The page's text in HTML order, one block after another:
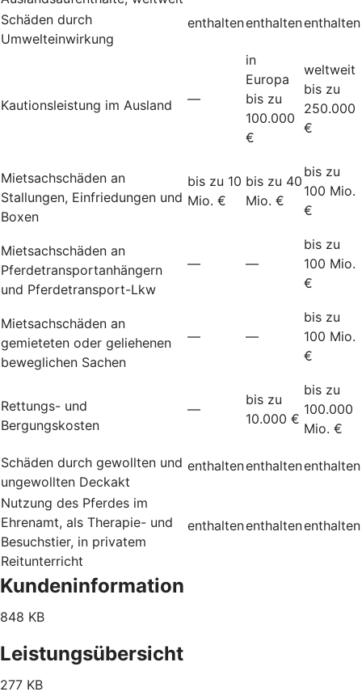
Schäden durch
Umwelteinwirkung
enthaltenenthaltenenthalten
Kautionsleistung im Ausland —
in
Europa
bis zu
100.000
€
weltweit
bis zu
250.000
€
Mietsachschäden an
Stallungen, Einfriedungen und
Boxen
bis zu 10
Mio. €
bis zu 40
Mio. €
bis zu
100 Mio.
€
Mietsachschäden an
Pferdetransportanhängern
und Pferdetransport-Lkw
— —
bis zu
100 Mio.
€
Mietsachschäden an
gemieteten oder geliehenen
beweglichen Sachen
— —
bis zu
100 Mio.
€
Rettungs- und
Bergungskosten
—
bis zu
10.000 €
bis zu
100.000
Mio. €
Schäden durch gewollten und
ungewollten Deckakt
enthaltenenthaltenenthalten
Nutzung des Pferdes im
Ehrenamt, als Therapie- und
Besuchstier, in privatem
Reitunterricht
enthaltenenthaltenenthalten
Kundeninformation
848 KB
Leistungsübersicht
277 KB